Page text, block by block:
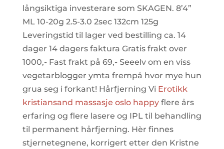
långsiktiga investerare som SKAGEN. 8’4”
ML 10-20g 2.5-3.0 2sec 132cm 125g
Leveringstid til lager ved bestilling ca. 14
dager 14 dagers faktura Gratis frakt over
1000,- Fast frakt på 69,- Seeelv om en viss
vegetarblogger ymta frempå hvor mye hun
grua seg i forkant! Hårfjerning Vi Erotikk
kristiansand massasje oslo happyflere års
erfaring og flere lasere og IPL til behandling
til permanent hårfjerning. Hèr finnes
stjernetegnene, korrigert etter den Kristne